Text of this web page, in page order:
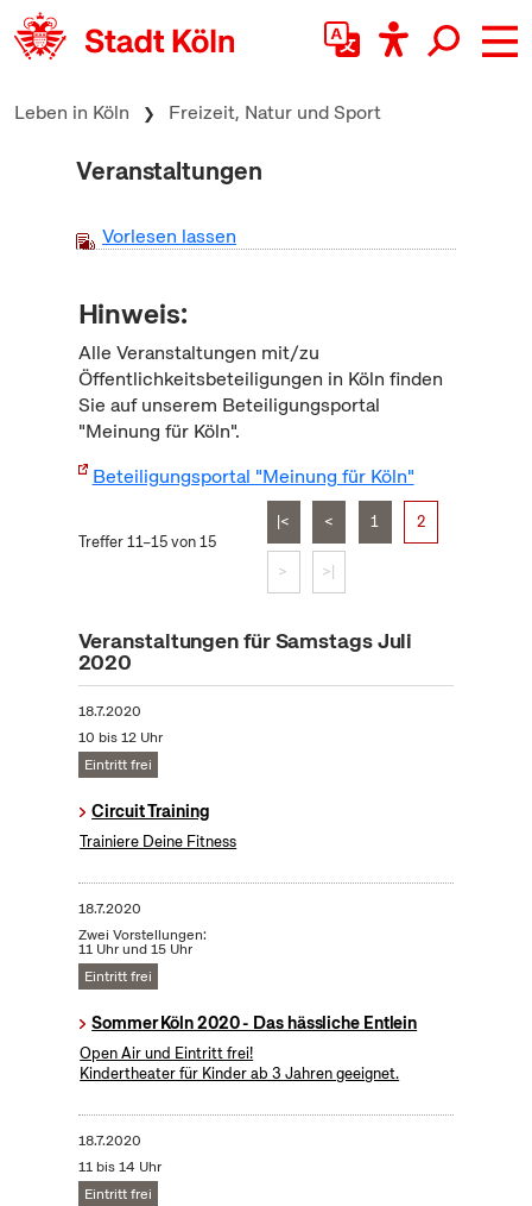
zum Inhalt springen
Leben in Köln Freizeit, Natur und Sport
Veranstaltungen
Vorlesen lassen
Hinweis:
Alle Veranstaltungen mit/zu
Öffentlichkeitsbeteiligungen in Köln finden
Sie auf unserem Beteiligungsportal
"Meinung für Köln".
Beteiligungsportal "Meinung für Köln"
Treffer 11–15 von 15
|< < 1 2
> >|
Veranstaltungen für Samstags Juli
2020
18.7.2020
10 bis 12 Uhr
Eintritt frei
Circuit Training
Trainiere Deine Fitness
18.7.2020
Zwei Vorstellungen:
11 Uhr und 15 Uhr
Eintritt frei
Sommer Köln 2020 - Das hässliche Entlein
Open Air und Eintritt frei!
Kindertheater für Kinder ab 3 Jahren geeignet.
18.7.2020
11 bis 14 Uhr
Eintritt frei